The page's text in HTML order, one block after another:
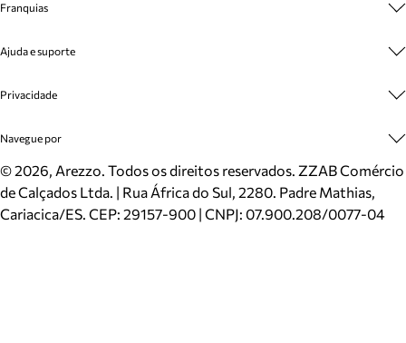
Cashback
Venda Corporativa
Mapa do Site
Inverno
Mundo Arezzo
Franquias
Plano de Negócio
Ajuda e suporte
Cadastro
Meus Pedidos
Trocas e Devoluções
Cartão Presente
Localizador de lojas
Privacidade
Politica e Privacidade
Navegue por
Sapatos
Bolsas
Scarpins
©2026, Arezzo. Todos os direitos reservados. ZZAB Comércio
de Calçados Ltda. | Rua África do Sul, 2280. Padre Mathias,
Cariacica/ES. CEP: 29157-900 | CNPJ: 07.900.208/0077-04